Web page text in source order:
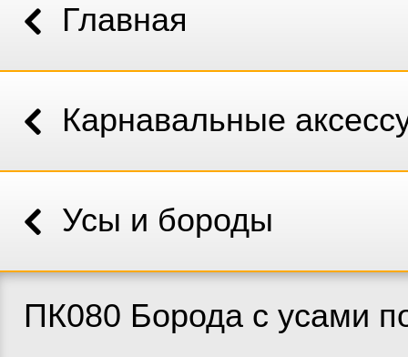
Главная
Карнавальные
Усы и бороды
ПК080 Борода с усами